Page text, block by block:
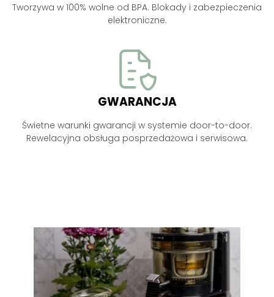
Tworzywa w 100% wolne od BPA. Blokady i zabezpieczenia
elektroniczne.
GWARANCJA
Świetne warunki gwarancji w systemie door-to-door.
Rewelacyjna obsługa posprzedażowa i serwisowa.